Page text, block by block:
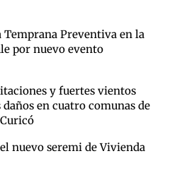
Temprana Preventiva en la
por nuevo evento
y fuertes vientos
en cuatro comunas de
el nuevo seremi de Vivienda